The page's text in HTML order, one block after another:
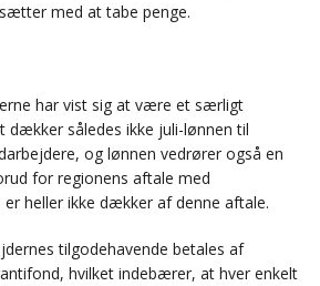
med at tabe penge.
har vist sig at være et særligt
dækker således ikke juli-lønnen til
og lønnen vedrører også en
for regionens aftale med
heller ikke dækker af denne aftale.
tilgodehavende betales af
hvilket indebærer, at hver enkelt